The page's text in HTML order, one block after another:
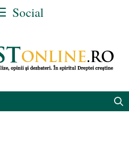
Social